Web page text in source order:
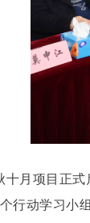
十月项目正
行动学习小